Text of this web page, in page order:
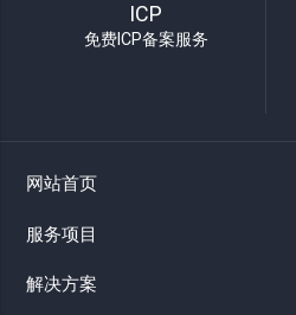
ICP
免费ICP备案服务
网站首页
服务项目
解决方案